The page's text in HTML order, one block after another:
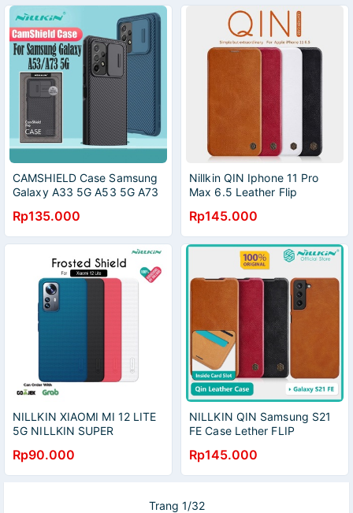
CAMSHIELD Case Samsung
Galaxy A33 5G A53 5G A73
Rp135.000
Nillkin QIN Iphone 11 Pro
Max 6.5 Leather Flip
Rp145.000
NILLKIN XIAOMI MI 12 LITE
5G NILLKIN SUPER
Rp90.000
NILLKIN QIN Samsung S21
FE Case Lether FLIP
Rp145.000
Trang 1/32